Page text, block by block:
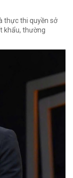
thực thi quyền sở
khẩu, thường